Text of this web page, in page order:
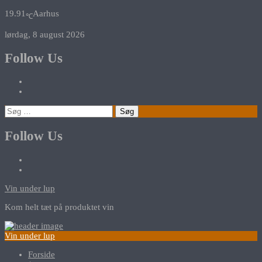
19.91 ℃Aarhus
lørdag, 8 august 2026
Follow Us
Søg
efter:
Follow Us
Vin under lup
Kom helt tæt på produktet vin
Vin under lup
Forside